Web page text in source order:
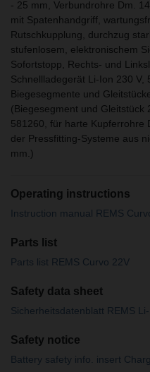
- 25 mm, Verbundrohre Dm.
mit Spatenhandgriff,
Rutschkupplung, durchzug
stufenlosem, elektronischem
Sofortstopp, Rechts- und
Schnellladegerät Li-Ion 230 V,
Biegesegmente und
(Biegesegment und Gleitstück
581260, für harte Kupferrohre
der Pressfitting-Systeme aus
mm.)
Operating instructions
Instruction manual REMS
Parts list
Parts list REMS Curvo 22V
Safety data sheet
Sicherheitsdatenblatt REMS
Safety notice
Battery safety info. insert